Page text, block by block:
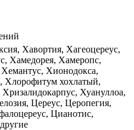
Хавортия, Хагеоцереус,
Хамедорея, Хамеропс,
Хионодокса,
Хлорофитум хохлатый,
Хуануллоа,
Цереус, Церопегия,
Цианотис,